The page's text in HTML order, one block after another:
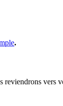
.
reviendrons vers